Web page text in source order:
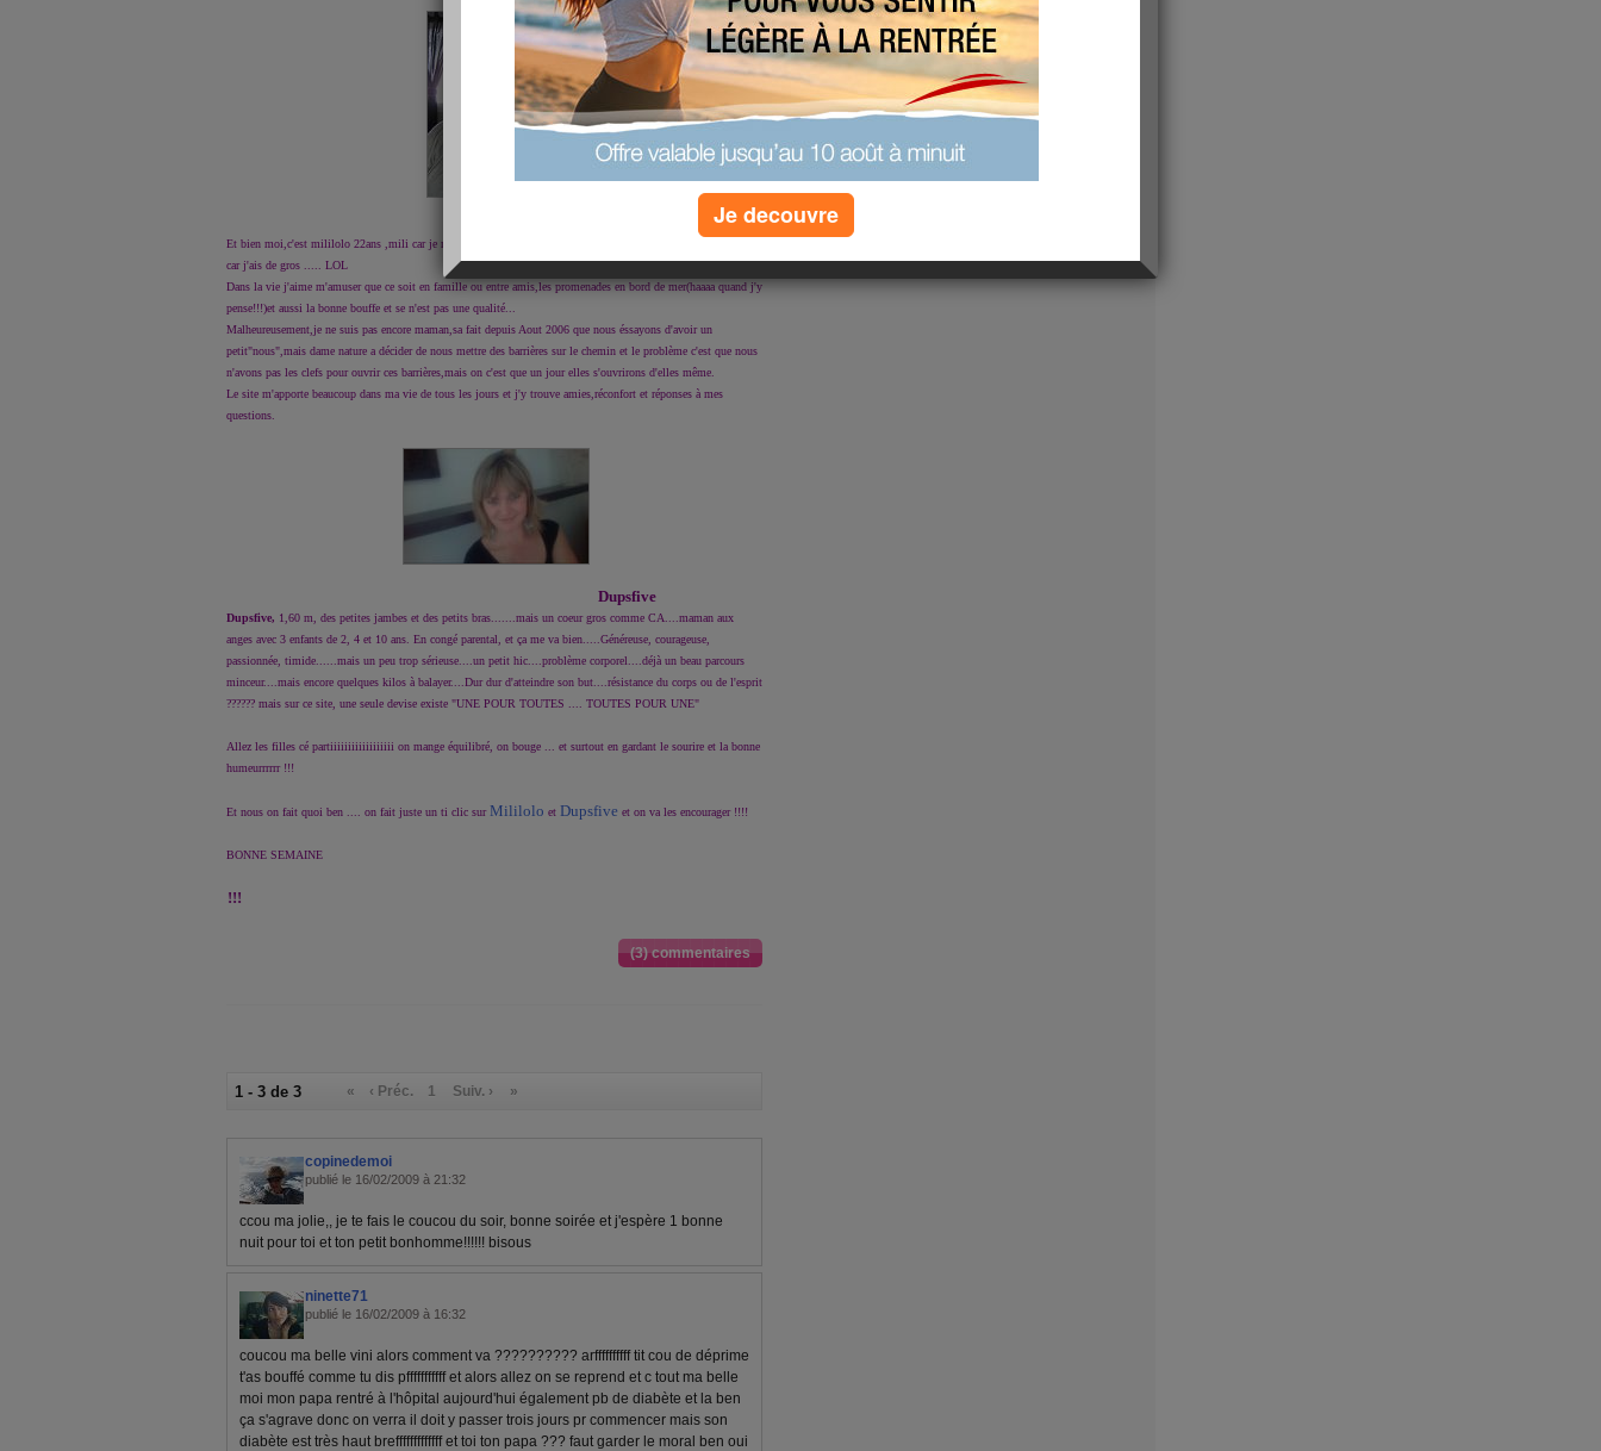
Mililolo
Et bien moi,c'est mililolo 22ans ,mili car je m'appelle Emilie et lolo car mon homme s'appelle Laurent et aussi
car j'ais de gros ..... LOL
Dans la vie j'aime m'amuser que ce soit en famille ou entre amis,les promenades en bord de mer(haaaa quand j'y
pense!!!)et aussi la bonne bouffe et se n'est pas une qualité...
Malheureusement,je ne suis pas encore maman,sa fait depuis Aout 2006 que nous éssayons d'avoir un
petit"nous",mais dame nature a décider de nous mettre des barrières sur le chemin et le problème c'est que nous
n'avons pas les clefs pour ouvrir ces barrières,mais on c'est que un jour elles s'ouvrirons d'elles même.
Le site m'apporte beaucoup dans ma vie de tous les jours et j'y trouve amies,réconfort et réponses à mes
questions.
Dupsfive, 1,60 m, des petites jambes et des petits bras.......mais un coeur gros comme CA....maman aux
anges avec 3 enfants de 2, 4 et 10 ans. En congé parental, et ça me va bien.....Généreuse, courageuse,
passionnée, timide......mais un peu trop sérieuse....un petit hic....problème corporel....déjà un beau parcours
minceur....mais encore quelques kilos à balayer....Dur dur d'atteindre son but....résistance du corps ou de l'esprit
?????? mais sur ce site, une seule devise existe "UNE POUR TOUTES .... TOUTES POUR UNE"
Allez les filles cé partiiiiiiiiiiiiiiiiii on mange équilibré, on bouge ... et surtout en gardant le sourire et la bonne
humeurrrrrr !!!
Et nous on fait quoi ben .... on fait juste un ti clic sur Mililolo et Dupsfive et on va les encourager !!!!
BONNE SEMAINE
(3) commentaires
1 - 3 de 3 « ‹ Préc. 1 Suiv. › »
copinedemoi
publié le 16/02/2009 à 21:32
ccou ma jolie,, je te fais le coucou du soir, bonne soirée et j'espère 1 bonne
nuit pour toi et ton petit bonhomme!!!!!! bisous
ninette71
publié le 16/02/2009 à 16:32
coucou ma belle vini alors comment va ?????????? arffffffffff tit cou de déprime
t'as bouffé comme tu dis pfffffffffff et alors allez on se reprend et c tout ma belle
moi mon papa rentré à l'hôpital aujourd'hui également pb de diabète et la ben
ça s'agrave donc on verra il doit y passer trois jours pr commencer mais son
diabète est très haut brefffffffffffff et toi ton papa ??? faut garder le moral ben oui
Je decouvre